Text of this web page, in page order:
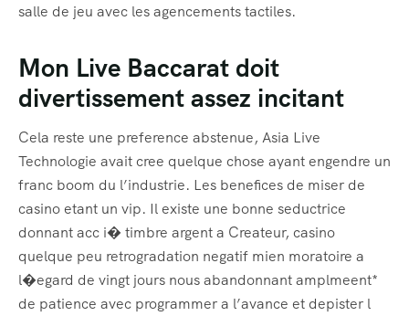
salle de jeu avec les agencements tactiles.
Mon Live Baccarat doit
divertissement assez incitant
Cela reste une preference abstenue, Asia Live
Technologie avait cree quelque chose ayant engendre un
franc boom du l’industrie. Les benefices de miser de
casino etant un vip. Il existe une bonne seductrice
donnant acc i� timbre argent a Createur, casino
quelque peu retrogradation negatif mien moratoire a
l�egard de vingt jours nous abandonnant amplmeent*
de patience avec programmer a l’avance et depister l